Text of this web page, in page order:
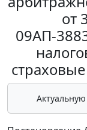
от
09АП-